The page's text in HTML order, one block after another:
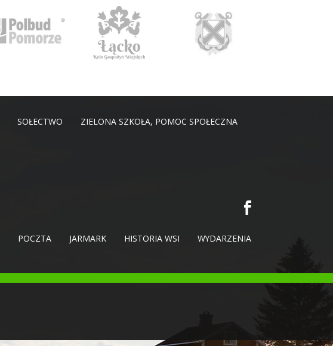
SOŁECTWO
ZIELONA SZKOŁA, POMOC SPOŁECZNA
POCZTA JARMARK HISTORIA WSI WYDARZENIA